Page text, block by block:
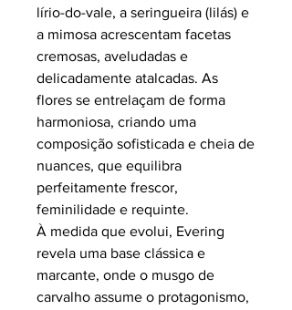
lírio-do-vale, a seringueira (lilás) e
a mimosa acrescentam facetas
cremosas, aveludadas e
delicadamente atalcadas. As
flores se entrelaçam de forma
harmoniosa, criando uma
composição sofisticada e cheia de
nuances, que equilibra
perfeitamente frescor,
feminilidade e requinte.
À medida que evolui, Evering
revela uma base clássica e
marcante, onde o musgo de
carvalho assume o protagonismo,